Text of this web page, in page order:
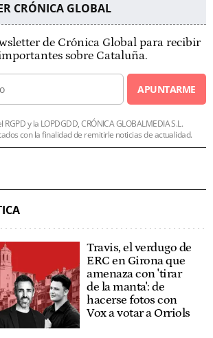
CRÓNICA GLOBAL
de Crónica Global para recibir
sobre Cataluña.
APUNTARME
y la LOPDGDD, CRÓNICA GLOBALMEDIA S.L.
con la finalidad de remitirle noticias de actualidad.
Travis, el verdugo de
ERC en Girona que
amenaza con 'tirar
de la manta': de
hacerse fotos con
Vox a votar a Orriols